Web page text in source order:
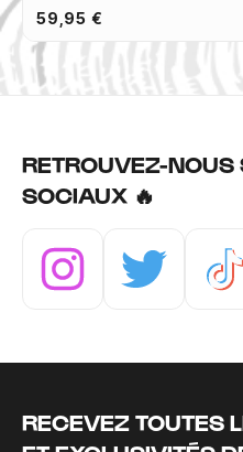
59,95 €
RETROUVEZ-NOUS
SOCIAUX 🔥
RECEVEZ TOUTES